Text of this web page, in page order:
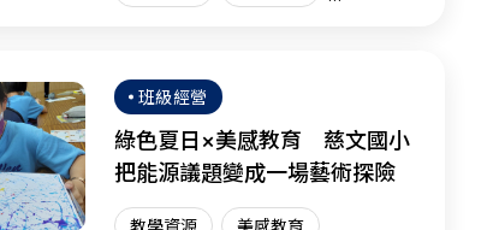
班級經營
綠色夏日×美感教育 慈文國小
把能源議題變成一場藝術探險
教學資源 美感教育